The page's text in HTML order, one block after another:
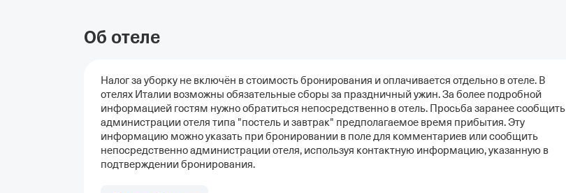
Об отеле
Налог за уборку не включён в стоимость бронирования и оплачивается отдельно в отеле. В
отелях Италии возможны обязательные сборы за праздничный ужин. За более подробной
информацией гостям нужно обратиться непосредственно в отель. Просьба заранее сообщить
администрации отеля типа "постель и завтрак" предполагаемое время прибытия. Эту
информацию можно указать при бронировании в поле для комментариев или сообщить
непосредственно администрации отеля, используя контактную информацию, указанную в
подтверждении бронирования.